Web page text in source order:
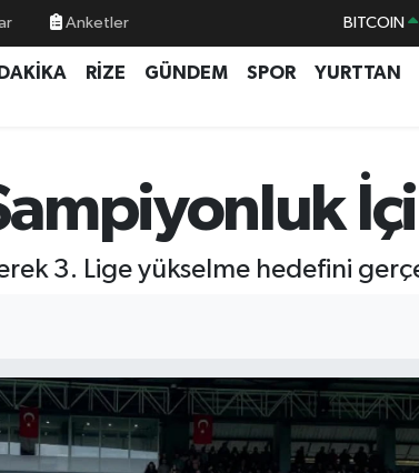
Anketler BITCOIN
DOLAR
GRAM ALTIN
RİZE GÜNDEM SPOR YURTTAN
3. Lige yükselme hedefini